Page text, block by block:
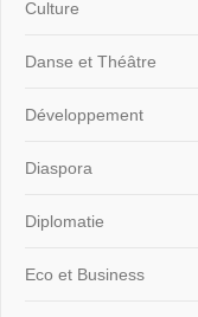
Culture
Danse et Théâtre
Développement
Diaspora
Diplomatie
Eco et Business